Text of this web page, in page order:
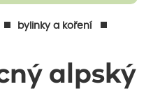
bylinky a koření
alpský